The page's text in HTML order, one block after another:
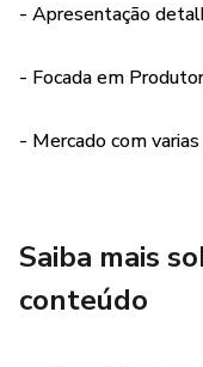
- Apresentação
- Focada em
- Mercado com
Saiba mais
conteúdo